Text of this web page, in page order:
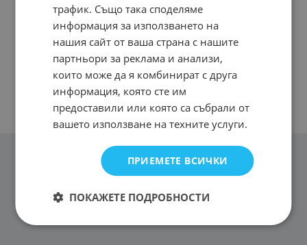
трафик. Също така споделяме
информация за използването на
нашия сайт от ваша страна с нашите
партньори за реклама и анализи,
които може да я комбинират с друга
информация, която сте им
предоставили или която са събрали от
вашето използване на техните услуги.
ПРИЕМЕТЕ ВСИЧКИ
ПОКАЖЕТЕ ПОДРОБНОСТИ